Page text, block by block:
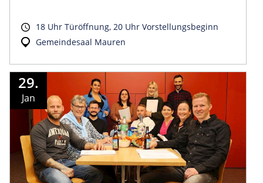
18 Uhr Türöffnung, 20 Uhr Vorstellungsbeginn
Gemeindesaal Mauren
29.
Jan